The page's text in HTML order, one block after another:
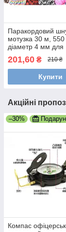
Паракордовий
мотузка 30 м,
діаметр 4 мм для
201,60 ₴ 210 ₴
Купити
Акційні
–30%
Компас